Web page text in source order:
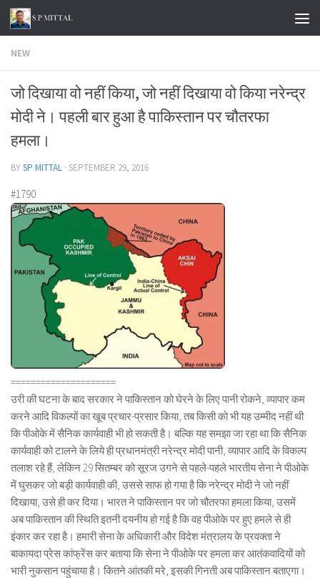
Skip to content
NEW
जो दिखाया वो नहीं किया, जो नहीं दिखाया वो किया नरेन्द्र
मोदी ने। पहली बार हुआ है पाकिस्तान पर चौतरफा
हमला।
BYSP MITTAL · SEPTEMBER 29, 2016
#1790
=====================
उरी की घटना के बाद सरकार ने पाकिस्तान को घेरने के लिए पानी रोकने, व्यापार कम
करने आदि विकल्पों का खूब प्रचार-प्रसार किया, तब किसी को भी यह उम्मीद नहीं थी
कि पीओके में सैनिक कार्यवाही भी हो सकती है। बल्कि यह समझा जा रहा था कि सैनिक
कार्यवाही को टालने के लिये ही प्रधानमंत्री नरेन्द्र मोदी पानी, व्यापार आदि के विकल्प
तलाश रहे हैं, लेकिन 29 सितम्बर को सूरज उगने से पहले-पहले भारतीय सेना ने पीओके
में घुसकर जो बड़ी कार्यवाही की, उससे साफ हो गया है कि नरेन्द्र मोदी ने जो नहीं
दिखाया, उसे ही कर दिया। भारत ने पाकिस्तान पर जो चौतरफा हमला किया, उसमें
अब पाकिस्तान की स्थिति इतनी दयनीय हो गई है कि वह पीओके पर हुए हमले से ही
इंकार कर रहा है। हमारी सेना के अधिकारी और विदेश मंत्रालय के प्रवक्ता ने
बाकायदा प्रेस कांफ्रेंस कर बताया कि सेना ने पीओके पर हमला कर आतंकवादियों को
भारी नुकसान पहुंचाया है। कितने आंतकी मरे, इसकी गिनती अब पाकिस्तान बताएगा।